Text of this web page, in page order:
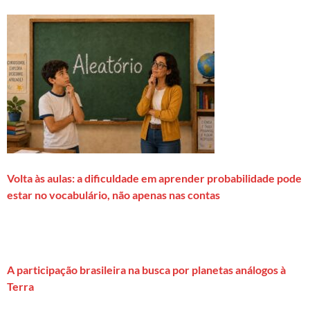
Volta às aulas: a dificuldade em aprender probabilidade pode
estar no vocabulário, não apenas nas contas
A participação brasileira na busca por planetas análogos à
Terra